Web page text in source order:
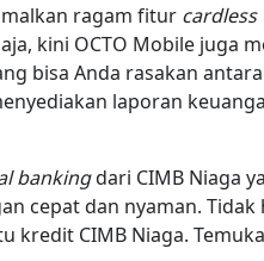
ragam fitur
kini OCTO Mobile juga
bisa Anda rasakan
laporan
bankingdari CIMB Niaga
cepat dan nyaman.
kredit CIMB Niaga.